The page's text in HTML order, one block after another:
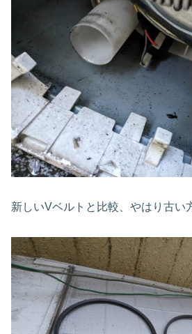
新しいVベルトと比較、やはり古い